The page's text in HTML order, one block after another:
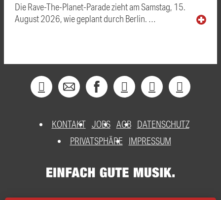
Die Rave-The-Planet-Parade zieht am Samstag, 15.
August 2026, wie geplant durch Berlin. …
KONTAKT JOBS AGB DATENSCHUTZ
PRIVATSPHÄRE
IMPRESSUM